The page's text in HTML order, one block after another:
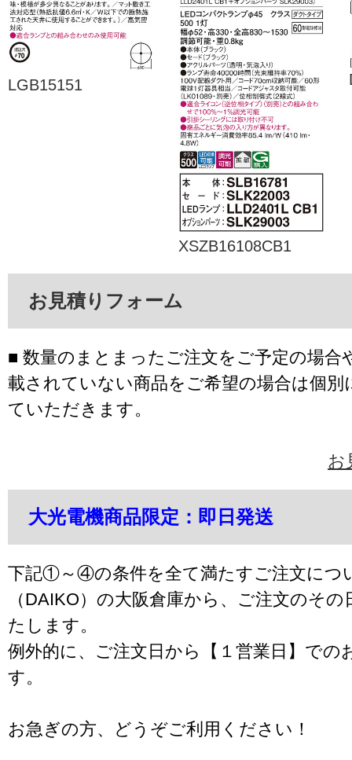
LGB15151
XSZB16108CB1
お見積りフォーム
■ 数量のまとまったご注文をご予定の場合
載されていない商品をご希望の場合は個別
ていただきます。
お
大光電機商品限定：即日発送
下記①～④の条件を全て満たすご注文につ
（DAIKO）の大阪倉庫から、ご注文のそ
たします。
例外的に、ご注文日から【１営業日】での
す。
お急ぎの方、どうぞご利用ください！